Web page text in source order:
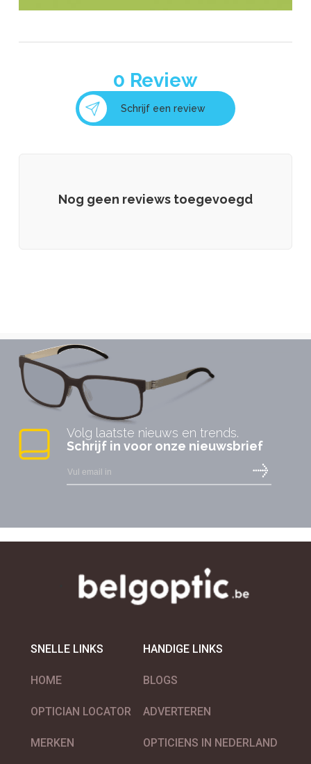
0 Review
Schrijf een review
Nog geen reviews toegevoegd
Volg laatste nieuws en trends.
Schrijf in voor onze nieuwsbrief
SNELLE LINKS
HOME
OPTICIAN LOCATOR
MERKEN
HANDIGE LINKS
BLOGS
ADVERTEREN
OPTICIENS IN NEDERLAND